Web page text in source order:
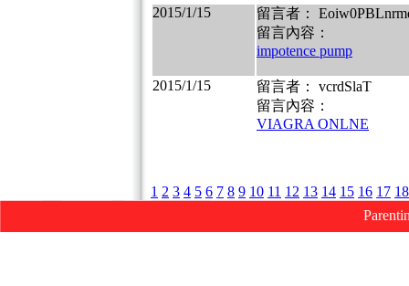
2015/1/15
留言者：
留言內容：
impotence pump
2015/1/15
留言者： vcrdSlaT
留言內容：
VIAGRA ONLNE
1 2 3 4 5 6 7 8 9 10 11 12 13 14 15 16 17 18